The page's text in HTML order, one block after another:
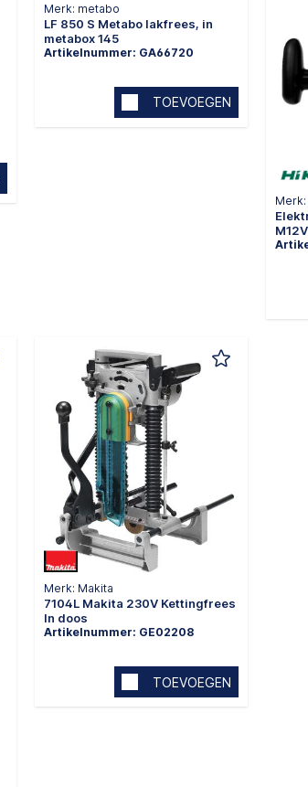
Merk: metabo
LF 850 S Metabo lakfrees, in
metabox 145
Artikelnummer: GA66720
TOEVOEGEN
Merk: Makita
7104L Makita 230V Kettingfrees
In doos
Artikelnummer: GE02208
TOEVOEGEN